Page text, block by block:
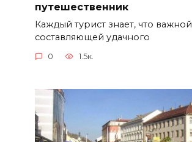
путешественник
Каждый турист знает, что важной
составляющей удачного
0 1.5к.